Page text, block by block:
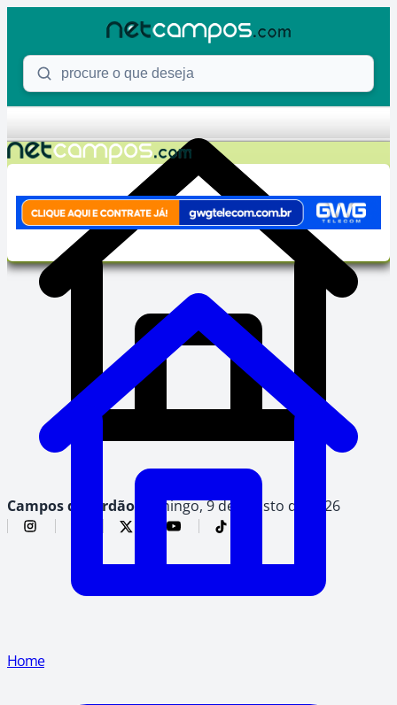
Procure o que deseja
Campos do Jordão, domingo, 9 de agosto de 2026
Home